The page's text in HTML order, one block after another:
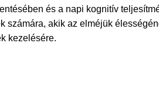
és a napi kognitív
számára, akik az elméjük
kezelésére.